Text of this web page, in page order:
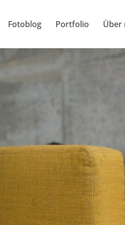
Fotoblog Portfolio Über